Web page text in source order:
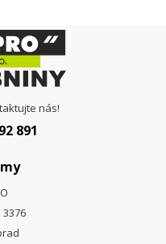
nás!
891